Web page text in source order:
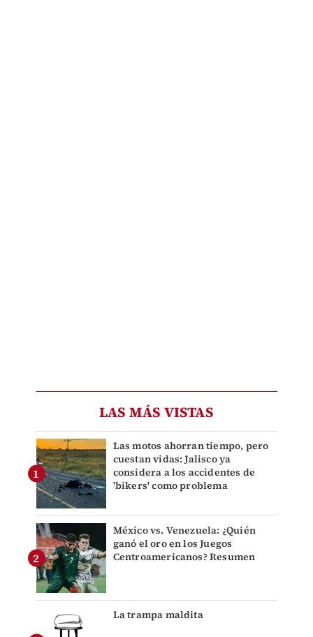
LAS MÁS VISTAS
Las motos ahorran tiempo, pero
cuestan vidas: Jalisco ya
considera a los accidentes de
'bikers' como problema
México vs. Venezuela: ¿Quién
ganó el oro en los Juegos
Centroamericanos? Resumen
La trampa maldita